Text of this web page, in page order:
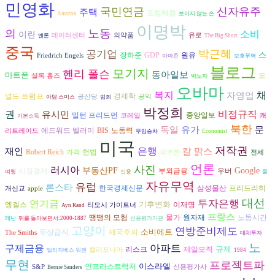
민영화 Amazon 주택 국민연금 포항제철 보이지 않는 손 신자유주
의
이란 엔론 데이터센터 노동 의약품 이명박 유로 The Big Short 소비
중국 Friedrich Engels 공기업 장하준 GDP 아마존 원유 박근혜 보호무역 스
마트폰 셜록 홈즈 헨리 폴슨 모기지 동아일보 박노자 블로그 도
널드 트럼프 아담 스미스 공산당 범죄 경제학 공익 복지 오바마 자영업 채
권
기본소득 유시민 밀턴 프리드먼 코레일 박정희 중앙일보 비정규직 캐
리트레이드 에드워드 벨러미 BIS 노동력 무임승차 독일 유가 Economist 북한 문
재인 Robert Reich 가격 헌법 미국 은행 국부론 칼 맑스 저작권 전세
여행 시장경제 러시아 부동산PF 신용 사진 부외금융 언론 우버 Google 물
개신교 apple 론스타 유럽 한국경제신문 자유무역 삼성물산 프리드리히
엥겔스 연기금 Ayn Rand 티모시 가이트너 기후변화 이재명 투자은행 대선
레닌 뒤를 돌아보면서:2000-1887 땡땡의 모험 신용평가기관 물가 원자재 프랑스 노동시간
The Smiths 무상급식 고양이 제국주의 소비에트 연방준비제도 대체투자
구제금융 엘리자베스 워렌 캘리포니아 리스크 아파트 제일모직 규제 1984
노
무현
S&P Bernie Sanders 인프라스트럭처 이스라엘 신용평가사 프로젝트파